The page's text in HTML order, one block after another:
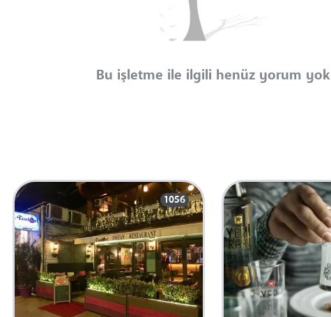
Bu işletme ile ilgili henüz yorum yok
1056